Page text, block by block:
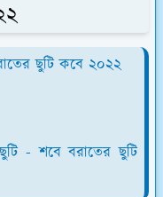
ছুটি কবে ২০২২
- শবে বরাতের ছুটি